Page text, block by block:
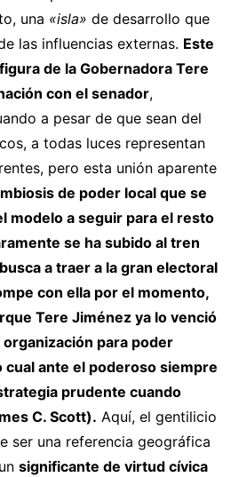
una «isla» de desarrollo que
las influencias externas. Este
de la Gobernadora Tere
con el senador,
a pesar de que sean del
a todas luces representan
pero esta unión aparente
de poder local que se
modelo a seguir para el resto
se ha subido al tren
a traer a la gran electoral
con ella por el momento,
Tere Jiménez ya lo venció
para poder
cual ante el poderoso siempre
prudente cuando
C. Scott). Aquí, el gentilicio
ser una referencia geográfica
significante de virtud cívica